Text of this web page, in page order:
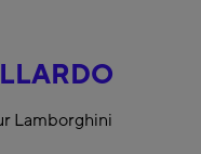
Lamborghini